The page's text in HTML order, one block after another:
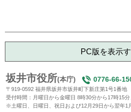
PC版を表示
坂井市役所(本庁) 0776-66-
〒919-0592 福井県坂井市坂井町下新庄第1号1番地
受付時間：月曜日から金曜日 8時30分から17時15
※土曜日、日曜日、祝日および12月29日から翌年1